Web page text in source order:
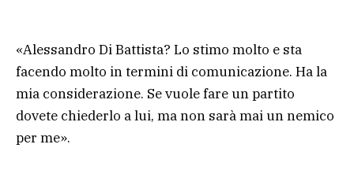
«Alessandro Di Battista? Lo stimo molto e sta
facendo molto in termini di comunicazione. Ha la
mia considerazione. Se vuole fare un partito
dovete chiederlo a lui, ma non sarà mai un nemico
per me».